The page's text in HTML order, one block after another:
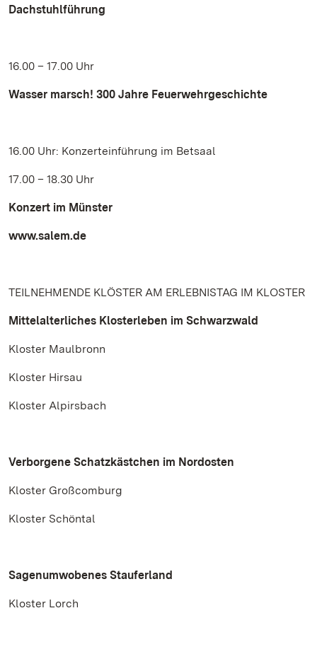
Dachstuhlführung
16.00 – 17.00 Uhr
Wasser marsch! 300 Jahre Feuerwehrgeschichte
16.00 Uhr: Konzerteinführung im Betsaal
17.00 – 18.30 Uhr
Konzert im Münster
www.salem.de
TEILNEHMENDE KLÖSTER AM ERLEBNISTAG IM KLOSTER
Mittelalterliches Klosterleben im Schwarzwald
Kloster Maulbronn
Kloster Hirsau
Kloster Alpirsbach
Verborgene Schatzkästchen im Nordosten
Kloster Großcomburg
Kloster Schöntal
Sagenumwobenes Stauferland
Kloster Lorch